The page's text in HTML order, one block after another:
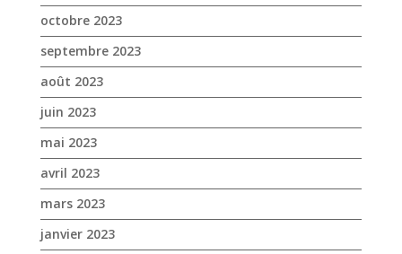
octobre 2023
septembre 2023
août 2023
juin 2023
mai 2023
avril 2023
mars 2023
janvier 2023